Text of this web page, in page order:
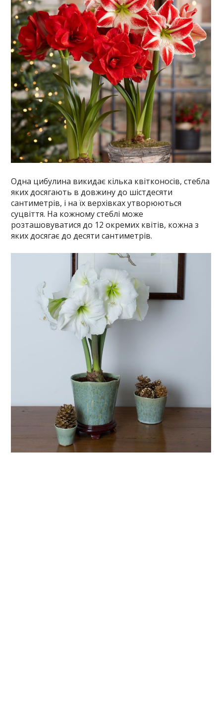
Одна цибулина викидає кілька квітконосів, стебла
яких досягають в довжину до шістдесяти
сантиметрів, і на їх верхівках утворюються
суцвіття. На кожному стеблі може
розташовуватися до 12 окремих квітів, кожна з
яких досягає до десяти сантиметрів.